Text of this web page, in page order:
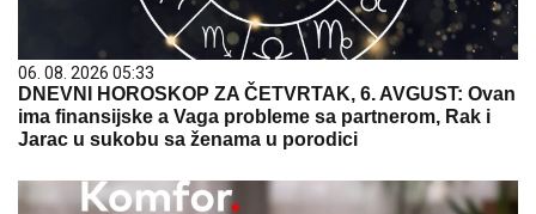
06. 08. 2026 05:33
DNEVNI HOROSKOP ZA ČETVRTAK, 6. AVGUST: Ovan
ima finansijske a Vaga probleme sa partnerom, Rak i
Jarac u sukobu sa ženama u porodici